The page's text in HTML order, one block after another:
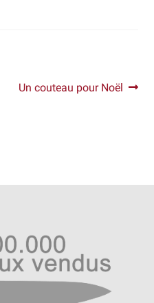
Article
Un couteau pour Noël